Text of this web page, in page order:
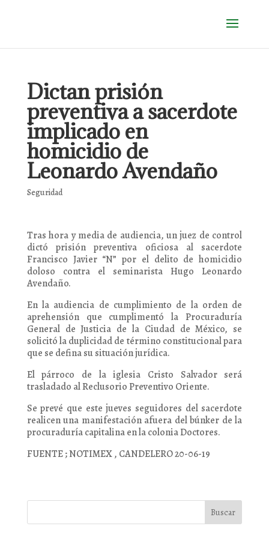
Dictan prisión
preventiva a sacerdote
implicado en
homicidio de
Leonardo Avendaño
Seguridad
Tras hora y media de audiencia, un juez de control
dictó prisión preventiva oficiosa al sacerdote
Francisco Javier “N” por el delito de homicidio
doloso contra el seminarista Hugo Leonardo
Avendaño.
En la audiencia de cumplimiento de la orden de
aprehensión que cumplimentó la Procuraduría
General de Justicia de la Ciudad de México, se
solicitó la duplicidad de término constitucional para
que se defina su situación jurídica.
El párroco de la iglesia Cristo Salvador será
trasladado al Reclusorio Preventivo Oriente.
Se prevé que este jueves seguidores del sacerdote
realicen una manifestación afuera del búnker de la
procuraduría capitalina en la colonia Doctores.
FUENTE ; NOTIMEX , CANDELERO 20-06-19